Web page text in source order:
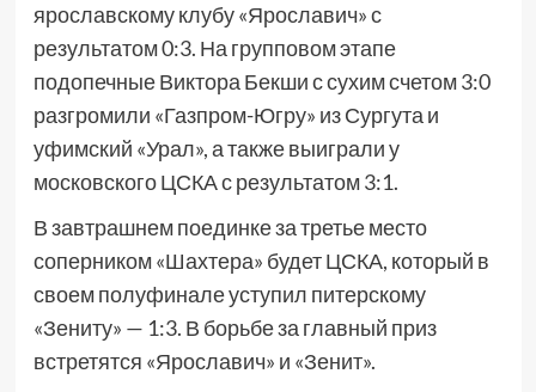
ярославскому клубу «Ярославич» с
результатом 0:3. На групповом этапе
подопечные Виктора Бекши с сухим счетом 3:0
разгромили «Газпром-Югру» из Сургута и
уфимский «Урал», а также выиграли у
московского ЦСКА с результатом 3:1.
В завтрашнем поединке за третье место
соперником «Шахтера» будет ЦСКА, который в
своем полуфинале уступил питерскому
«Зениту» — 1:3. В борьбе за главный приз
встретятся «Ярославич» и «Зенит».